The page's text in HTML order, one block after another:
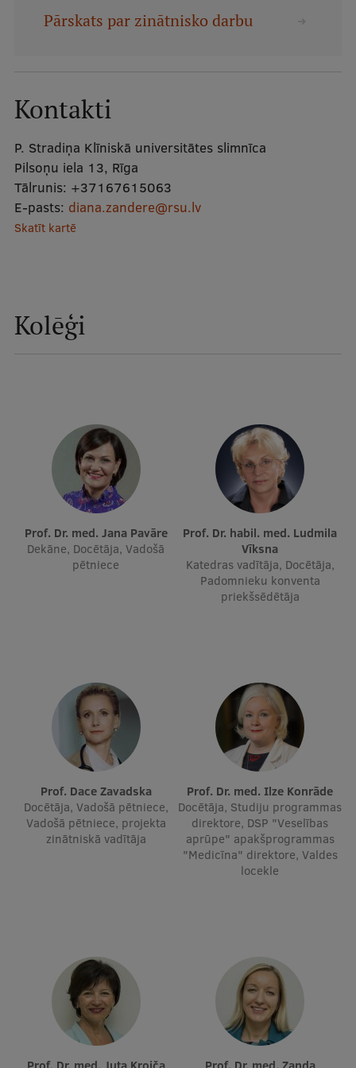
Mobile
Pamatstudiju programmas
Maģistra studiju programmas
Doktorantūra
Rezidentūra
Uzņemšana
Par RSU
Studiju norises vietas
Fakultātes
Mūsu cilvēki
Stratēģija
Struktūra
Muzeji un ekspozīcijas
Ģerbonis
Projekti
Reitingi
Virtuālā tūre
Mūžizglītība
Pārskats par zinātnisko darbu
Kontakti
P. Stradiņa Klīniskā universitātes slimnīca
Pilsoņu iela 13, Rīga
Tālrunis: +37167615063
E-pasts: diana.zandere@rsu.lv
Skatīt kartē
Kolēģi
Prof. Dr. med. Jana Pavāre
Dekāne, Docētāja, Vadošā
pētniece
Prof. Dr. habil. med. Ludmila
Vīksna
Katedras vadītāja, Docētāja,
Padomnieku konventa
priekšsēdētāja
Prof. Dace Zavadska
Docētāja, Vadošā pētniece,
Vadošā pētniece, projekta
zinātniskā vadītāja
Prof. Dr. med. Ilze Konrāde
Docētāja, Studiju programmas
direktore, DSP "Veselības
aprūpe" apakšprogrammas
"Medicīna" direktore, Valdes
locekle